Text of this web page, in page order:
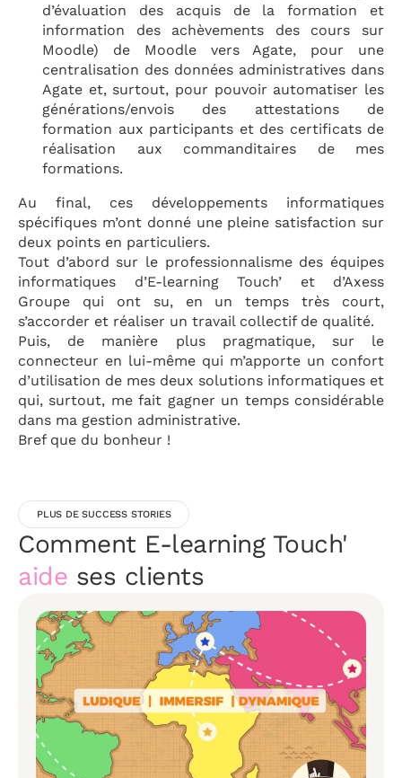
d’évaluation des acquis de la formation et
information des achèvements des cours sur
Moodle) de Moodle vers Agate, pour une
centralisation des données administratives dans
Agate et, surtout, pour pouvoir automatiser les
générations/envois des attestations de
formation aux participants et des certificats de
réalisation aux commanditaires de mes
formations.
Au final, ces développements informatiques
spécifiques m’ont donné une pleine satisfaction sur
deux points en particuliers.
Tout d’abord sur le professionnalisme des équipes
informatiques d’E-learning Touch’ et d’Axess
Groupe qui ont su, en un temps très court,
s’accorder et réaliser un travail collectif de qualité.
Puis, de manière plus pragmatique, sur le
connecteur en lui-même qui m’apporte un confort
d’utilisation de mes deux solutions informatiques et
qui, surtout, me fait gagner un temps considérable
dans ma gestion administrative.
Bref que du bonheur !
PLUS DE SUCCESS STORIES
Comment E-learning Touch'
aide ses clients